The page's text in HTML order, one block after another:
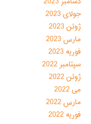
جولای 2023
ژوئن 2023
مارس 2023
فوریه 2023
سپتامبر 2022
ژوئن 2022
می 2022
مارس 2022
فوریه 2022